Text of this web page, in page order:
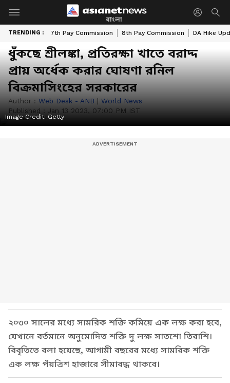
বাংলা
TRENDING : 7th Pay Commission 8th Pay Commission DA Hike
ধুঁকছে শ্রীলঙ্কা, প্রতিরক্ষা খাতে বরাদ্দ
প্রায় অর্ধেক করার ঘোষণা রনিল
বিক্রমাসিংহের সরকারের
Author : Web Desk - ANB | World News
Published : Jan 13 2023, 07:00 PM IST
Image Credit: Getty
২০৩০ সালের মধ্যে সামরিক শক্তি কমিয়ে এক লক্ষ করা হবে,
যেখানে বর্তমানে অনুমোদিত শক্তি দু লক্ষ সাতশো তিরাশি।
বিবৃতিতে বলা হয়েছে, আগামী বছরের মধ্যে সামরিক শক্তি
এক লক্ষ পঁয়ত্রিশ হাজারে সীমাবদ্ধ থাকবে।